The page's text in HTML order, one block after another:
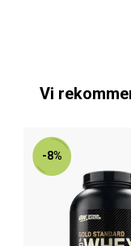
Vi
-8%